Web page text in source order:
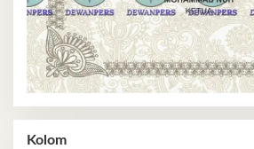
Kolom